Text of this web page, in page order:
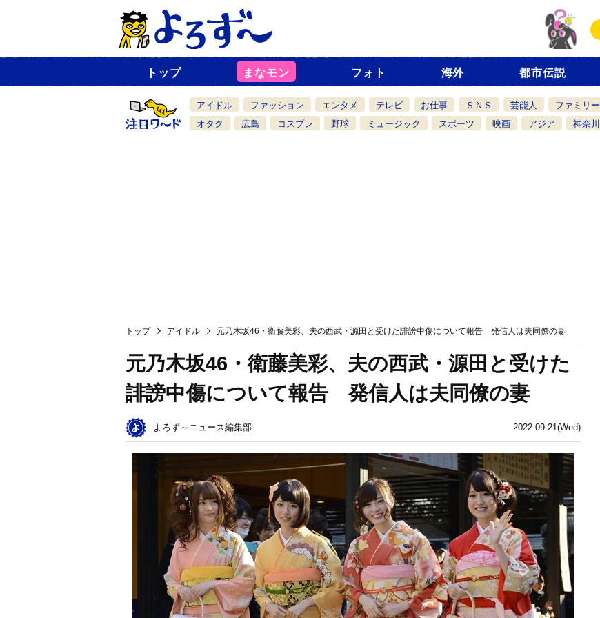
ュ
一
覧
トップ まなモン フォト 海外 都市伝説
アイドル ファッション エンタメ テレビ お仕事 ＳＮＳ 芸能人 ファミリー
オタク
広島 コスプレ 野球 ミュージック スポーツ 映画 アジア 神奈川
トップ アイドル 元乃木坂46・衛藤美彩、夫の西武・源田と受けた誹謗中傷について報告 発信人は夫同僚の妻
2022.09.21(Wed)
元乃木坂46・衛藤美彩、夫の西武・源田と受けた
誹謗中傷について報告 発信人は夫同僚の妻
よろず～ニュース編集部